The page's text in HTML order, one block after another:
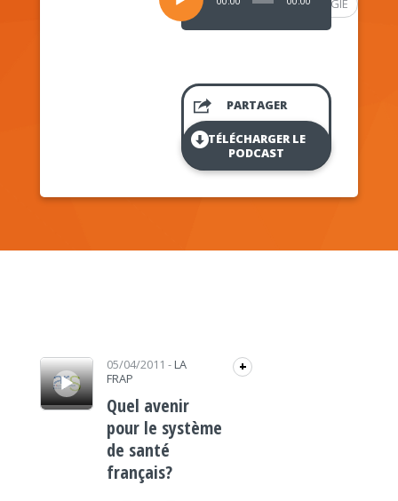
#PSYCHOLOGIE
PARTAGER
TÉLÉCHARGER LE
PODCAST
Lecteur audio 05/04/2011 - LA
FRAP
+
Quel avenir
pour le système
de santé
français?